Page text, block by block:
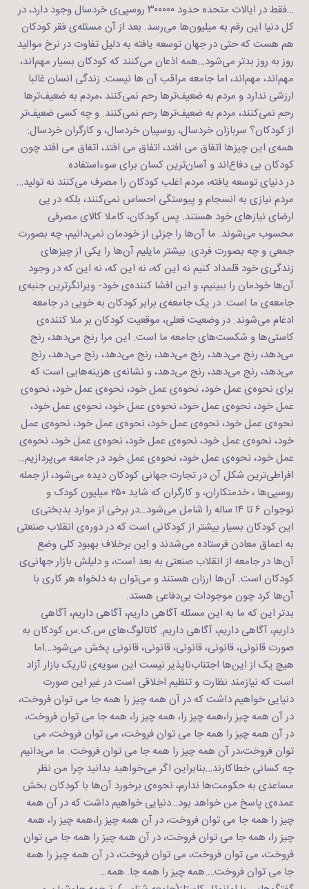
…فقط در ایالات متحده حدود ۳۰۰۰۰۰ روسپی‌ی خردسال وجود دارد، در
کل دنیا این رقم به میلیون‌ها می‌رسد. بعد از آن مسئله‌ی فقر کودکان
هم هست که حتی در جهان توسعه یافته به دلیل تفاوت در نرخ موالید
روز به روز بدتر می‌شود…همه اذعان می‌کنند که کودکان بسیار مهم‌اند،
مهم‌اند، مهم‌اند، اما جامعه مراقب آن ها نیست. زندگی انسان غالبا
ارزشی ندارد و مردم به ضعیف‌تر‌ها رحم نمی‌کنند ،مردم به ضعیف‌تر‌ها
رحم نمی‌کنند، مردم به ضعیف‌تر‌ها رحم نمی‌کنند. و چه کسی ضعیف‌تر
از کودکان؟ سربازان خردسال، روسپیان خردسال، و کارگران خردسال:
همه‌ی این چیزها اتفاق می افتد، اتفاق می افتد، اتفاق می افتد چون
کودکان بی دفاع‌اند و آسان‌ترین کسان برای سوءاستفاده.
در دنیای توسعه یافته، مردم اغلب کودکان را مصرف می‌‌کنند نه تولید…
مردم نیازی به انسجام و پیوستگی احساس نمی‌کنند، بلکه در پی
ارضای نیازهای خود هستند. پس کودکان، کاملا کالای مصرفی
محسوب می‌شوند. ما آن‌ها را جزئی از خودمان نمی‌دانیم، چه بصورت
جمعی و چه بصورت فردی: بیشتر مایلیم آن‌ها را یکی از چیزهای
زندگی‌ی خود قلمداد کنیم نه این که، نه این که، نه این که در وجود
آن‌ها خودمان را ببینیم، و این افشا کننده‌ی خود- ویرانگرترین جنبه‌ی
جامعه‌ی ما است. در یک جامعه‌ی برابر کودکان به خوبی در جامعه
ادغام می‌شوند. در وضعیت فعلی، موقعیت کودکان بر ملا کننده‌ی
کاستی‌ها و شکست‌های جامعه ما است. این مرا رنج می‌دهد، رنج
می‌دهد، رنج می‌دهد، رنج می‌دهد، رنج می‌دهد، رنج می‌دهد، رنج
می‌دهد، رنج می‌دهد، رنج می‌دهد، و نشانه‌ی هزینه‌هایی است که
برای نحوه‌ی عمل خود، نحوه‌ی عمل خود، نحوه‌ی عمل خود، نحوه‌ی
عمل خود، نحوه‌ی عمل خود، نحوه‌ی عمل خود، نحوه‌ی عمل خود،
نحوه‌ی عمل خود، نحوه‌ی عمل خود، نحوه‌ی عمل خود، نحوه‌ی عمل
خود، نحوه‌ی عمل خود، نحوه‌ی عمل خود، نحوه‌ی عمل خود، نحوه‌ی
عمل خود، نحوه‌ی عمل خود، نحوه‌ی عمل خود در جامعه می‌پردازیم…
افراطی‌ترین شکل آن در تجارت جهانی کودکان دیده می‌شود، از جمله
روسپی‌ها ، خدمتکاران، و کارگران که شاید ۲۵۰ میلیون کودک و
نوجوان ۶ تا ۱۴ ساله را شامل می‌شود…در برخی از موارد بدبختی‌ی
این کودکان بسیار بیشتر از کودکانی است که در دوره‌ی انقلاب صنعتی
به اعماق معادن فرستاده می‌شدند و این برخلاف بهبود کلی وضع
آن‌ها در جامعه از انقلاب صنعتی به بعد است، و دلیلش بازار جهانی‌ی
کودکان است. آن‌ها ارزان هستند و می‌توان به دلخواه هر کاری با
آن‌ها کرد چون موجودات بی‌دفاعی هستد.
بدتر این‌ که ما به این مسئله آگاهی داریم، آگاهی داریم، آگاهی
داریم، آگاهی داریم، آگاهی داریم. کاتالوگ‌های س.ک.س کودکان به
صورت قانونی، قانونی، قانونی، قانونی، قانونی پخش می‌شود…اما
هیچ یک از این‌ها اجتناب‌ناپذیر نیست این سویه‌ی تاریک بازار آزاد
است که نیازمند نظارت و تنظیم اخلاقی است در غیر این صورت
دنیایی خواهیم داشت که در آن همه چیز را همه جا می توان فروخت،
در آن همه چیز را،همه چیز را، همه چیز را، همه جا می توان فروخت،
در آن همه چیز را همه جا می توان فروخت، می توان فروخت، می
توان فروخت،در آن همه چیز را همه جا می توان فروخت. ما می‌دانیم
چه کسانی خطاکارند…بنابراین اگر می‌خواهید بدانید چرا من نظر
مساعدی به حکومت‌ها ندارم، نحوه‌ی برخورد آن‌ها با کودکان بخش
عمده‌ی پاسخ من خواهد بود…دنیایی خواهیم داشت که در آن همه
چیز را همه جا می توان فروخت، در آن همه چیز را،همه چیز را، همه
چیز را، همه جا می توان فروخت، در آن همه چیز را همه جا می توان
فروخت، می توان فروخت، می توان فروخت، در آن همه چیز را همه
جا می توان فروخت….همه چیز را همه جا..همه…